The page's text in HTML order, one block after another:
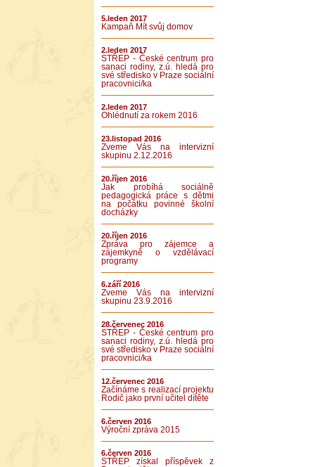
5.leden 2017
Kampaň Mít svůj domov
2.leden 2017
STŘEP - České centrum pro
sanaci rodiny, z.ú. hledá pro
své středisko v Praze sociální
pracovnici/ka
2.leden 2017
Ohlédnutí za rokem 2016
23.listopad 2016
Zveme Vás na intervizní
skupinu 2.12.2016
20.říjen 2016
Jak probíhá sociálně
pedagogická práce s dětmi
na počátku povinné školní
docházky
20.říjen 2016
Zpráva pro zájemce a
zájemkyně o vzdělávací
programy
6.září 2016
Zveme Vás na intervizní
skupinu 23.9.2016
28.červenec 2016
STŘEP - České centrum pro
sanaci rodiny, z.ú. hledá pro
své středisko v Praze sociální
pracovnici/ka
12.červenec 2016
Začínáme s realizací projektu
Rodič jako první učitel dítěte
6.červen 2016
Výroční zpráva 2015
6.červen 2016
STŘEP získal příspěvek z